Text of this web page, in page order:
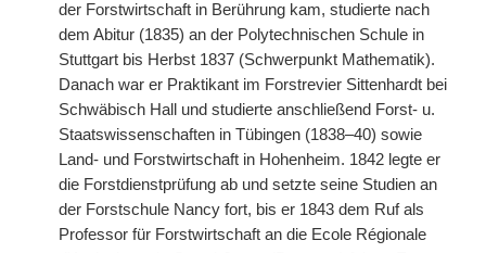
der Forstwirtschaft in Berührung kam, studierte nach
dem Abitur (1835) an der Polytechnischen Schule in
Stuttgart bis Herbst 1837 (Schwerpunkt Mathematik).
Danach war er Praktikant im Forstrevier Sittenhardt bei
Schwäbisch Hall und studierte anschließend Forst- u.
Staatswissenschaften in Tübingen (1838–40) sowie
Land- und Forstwirtschaft in Hohenheim. 1842 legte er
die Forstdienstprüfung ab und setzte seine Studien an
der Forstschule Nancy fort, bis er 1843 dem Ruf als
Professor für Forstwirtschaft an die Ecole Régionale